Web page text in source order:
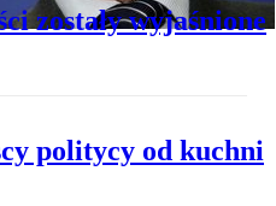
zostały wyjaśnione
politycy od kuchni